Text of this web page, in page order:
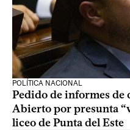
POLÍTICA NACIONAL
Pedido de informes
Abierto por presunta
liceo de Punta del Este